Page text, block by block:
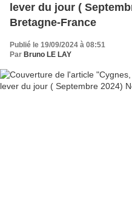
lever du jour (
Bretagne-France
Publié le 19/09/2024 à 08:51
Par Bruno LE LAY